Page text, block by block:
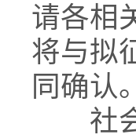
请各相
将与拟
同确认。
社会